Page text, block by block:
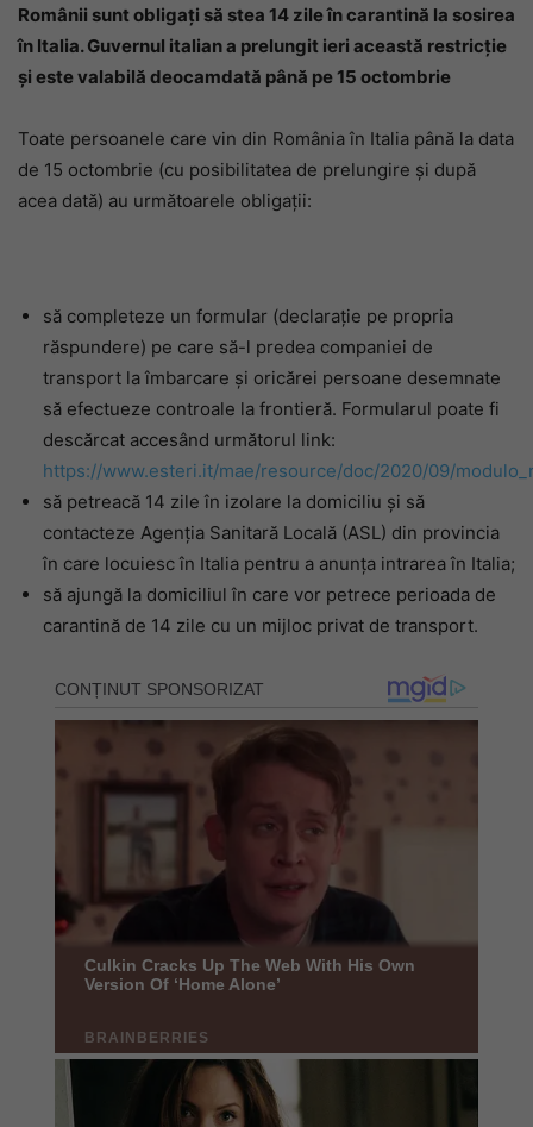
Românii sunt obligați să stea 14 zile în carantină la sosirea
în Italia. Guvernul italian a prelungit ieri această restricție
și este valabilă deocamdată până pe 15 octombrie
Toate persoanele care vin din România în Italia până la data
de 15 octombrie (cu posibilitatea de prelungire și după
acea dată) au următoarele obligații:
să completeze un formular (declarație pe propria
răspundere) pe care să-l predea companiei de
transport la îmbarcare și oricărei persoane desemnate
să efectueze controale la frontieră. Formularul poate fi
descărcat accesând următorul link:
https://www.esteri.it/mae/resource/doc/2020/09/
să petreacă 14 zile în izolare la domiciliu și să
contacteze Agenția Sanitară Locală (ASL) din provincia
în care locuiesc în Italia pentru a anunța intrarea în Italia;
să ajungă la domiciliul în care vor petrece perioada de
carantină de 14 zile cu un mijloc privat de transport.